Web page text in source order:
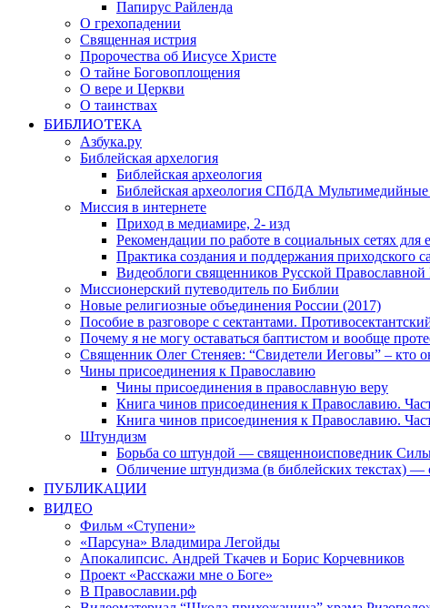
Папирус Райленда
О грехопадении
Священная истрия
Пророчества об Иисусе Христе
О тайне Боговоплощения
О вере и Церкви
О таинствах
БИБЛИОТЕКА
Азбука.ру
Библейская архелогия
Библейская археология
Библейская археология СПбДА Мультимедийные
Миссия в интернете
Приход в медиамире, 2- изд
Рекомендации по работе в социальных сетях
Практика создания и поддержания приходского
Видеоблоги священников Русской
Миссионерский путеводитель по Библии
Новые религиозные объединения России (2017)
Пособие в разговоре с сектантами.
Почему я не могу оставаться баптистом и вообще
Священник Олег Стеняев: “Свидетели Иеговы” – кто
Чины присоединения к Православию
Чины присоединения в православную веру
Книга чинов присоединения к Православию.
Книга чинов присоединения к Православию.
Штундизм
Борьба со штундой — священноисповедник
Обличение штундизма (в библейских текстах)
ПУБЛИКАЦИИ
ВИДЕО
Фильм «Ступени»
«Парсуна» Владимира Легойды
Апокалипсис. Андрей Ткачев и Борис Корчевников
Проект «Расскажи мне о Боге»
В Православии.рф